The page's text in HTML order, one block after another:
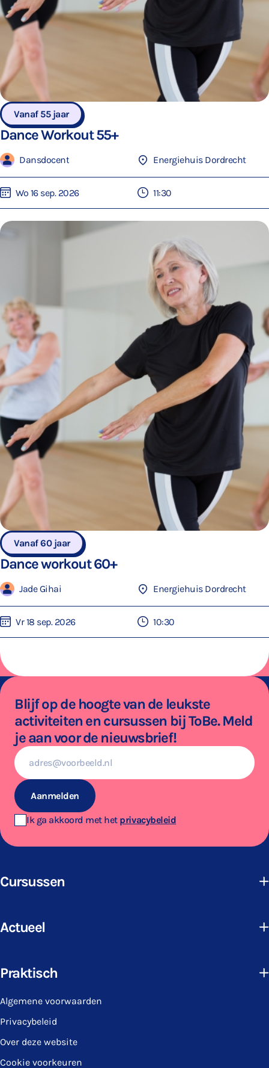
Vanaf 55 jaar
Dance Workout 55+
Dansdocent Energiehuis Dordrecht
Wo 16 sep. 2026 11:30
Vanaf 60 jaar
Dance workout 60+
Jade Gihai Energiehuis Dordrecht
Vr 18 sep. 2026 10:30
Blijf op de hoogte van de leukste
activiteiten en cursussen bij ToBe. Meld
je aan voor de nieuwsbrief!
E-
mailadres
Aanmelden
Ik ga akkoord met het privacybeleid
Cursussen
Actueel
Praktisch
Algemene voorwaarden
Privacybeleid
Over deze website
Cookie voorkeuren